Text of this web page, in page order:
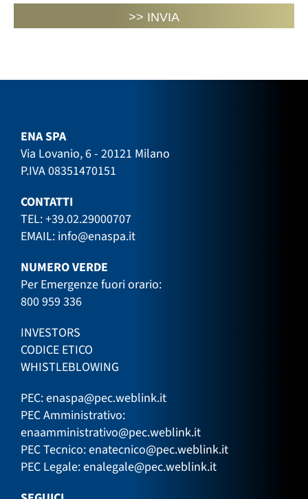
ENA SPA
Via Lovanio, 6 - 20121 Milano
P.IVA 08351470151
CONTATTI
TEL:+39.02.29000707
EMAIL: info@enaspa.it
NUMERO VERDE
Per Emergenze fuori orario:
800 959 336
INVESTORS
CODICE ETICO
WHISTLEBLOWING
PEC:enaspa@pec.weblink.it
PEC Amministrativo:
enaamministrativo@pec.weblink.it
PEC Tecnico:enatecnico@pec.weblink.it
PEC Legale:enalegale@pec.weblink.it